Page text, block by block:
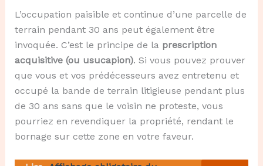
L’occupation paisible et continue d’une parcelle de
terrain pendant 30 ans peut également être
invoquée. C’est le principe de la prescription
acquisitive (ou usucapion). Si vous pouvez prouver
que vous et vos prédécesseurs avez entretenu et
occupé la bande de terrain litigieuse pendant plus
de 30 ans sans que le voisin ne proteste, vous
pourriez en revendiquer la propriété, rendant le
bornage sur cette zone en votre faveur.